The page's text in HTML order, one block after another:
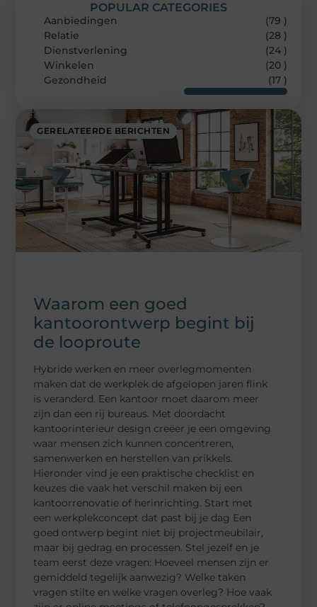
GERELATEERDE BERICHTEN
Waarom een goed
kantoorontwerp begint bij
de looproute
Hybride werken en meer overlegmomenten
maken dat de werkplek de afgelopen jaren flink
is veranderd. Een kantoor moet daarom meer
zijn dan een rij bureaus. Met doordacht
kantoorinterieur design creëer je een omgeving
waar mensen zich kunnen concentreren,
samenwerken en herstellen van prikkels.
Hieronder vind je een praktische checklist en
keuzes die vaak het verschil maken bij een
kantoorrenovatie of herinrichting. Start met
een werkplekconcept dat past bij je dag Een
goed ontwerp begint niet bij projectmeubilair,
maar bij gedrag en processen. Stel jezelf en je
team eerst deze vragen: Hoeveel mensen zijn er
gemiddeld tegelijk aanwezig? Welke taken
vragen stilte en welke vragen overleg? Hoe vaak
POPULAR CATEGORIES
Aanbiedingen
(79 )
Relatie
(28 )
Dienstverlening
(24 )
Winkelen
(20 )
Gezondheid
(17 )